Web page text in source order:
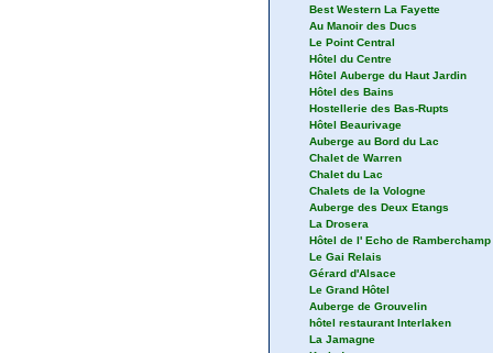
Best Western La Fayette
Au Manoir des Ducs
Le Point Central
Hôtel du Centre
Hôtel Auberge du Haut Jardin
Hôtel des Bains
Hostellerie des Bas-Rupts
Hôtel Beaurivage
Auberge au Bord du Lac
Chalet de Warren
Chalet du Lac
Chalets de la Vologne
Auberge des Deux Etangs
La Drosera
Hôtel de l' Echo de Ramberchamp
Le Gai Relais
Gérard d'Alsace
Le Grand Hôtel
Auberge de Grouvelin
hôtel restaurant Interlaken
La Jamagne